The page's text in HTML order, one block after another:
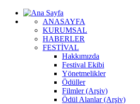
ANASAYFA
KURUMSAL
HABERLER
FESTİVAL
Hakkımızda
Festival Ekibi
Yönetmelikler
Ödüller
Filmler (Arşiv)
Ödül Alanlar (Arşiv)